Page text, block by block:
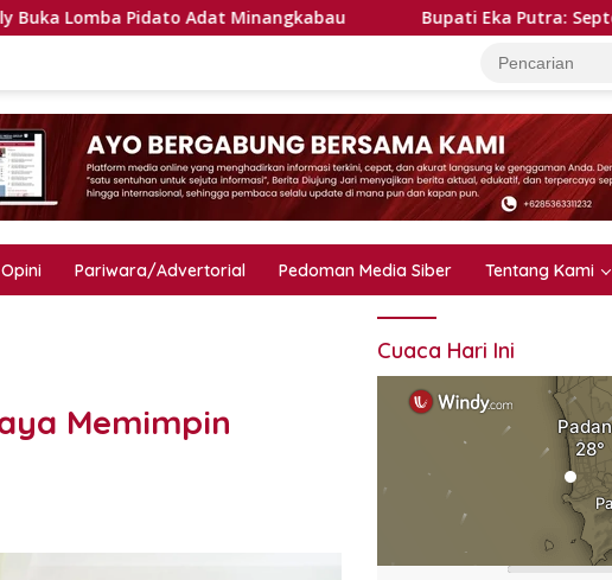
Pidato Adat Minangkabau Bupati Eka Putra: September Jadi
Opini Pariwara/Advertorial Pedoman Media Siber Tentang Kami
Memimpin
Cuaca Hari Ini